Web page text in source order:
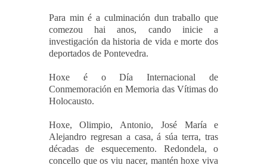
Para min é a culminación dun traballo que
comezou hai anos, cando inicie a
investigación da historia de vida e morte dos
deportados de Pontevedra.
Hoxe é o Día Internacional de
Conmemoración en Memoria das Vítimas do
Holocausto.
Hoxe, Olimpio, Antonio, José María e
Alejandro regresan a casa, á súa terra, tras
décadas de esquecemento. Redondela, o
concello que os viu nacer, mantén hoxe viva